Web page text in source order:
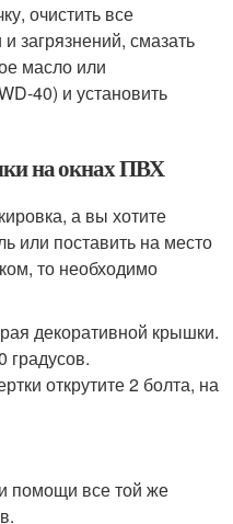
очистить все
загрязнений, смазать
масло или
40) и установить
на окнах ПВХ
а вы хотите
или поставить на место
то необходимо
декоративной крышки.
градусов.
открутите 2 болта, на
помощи все той же